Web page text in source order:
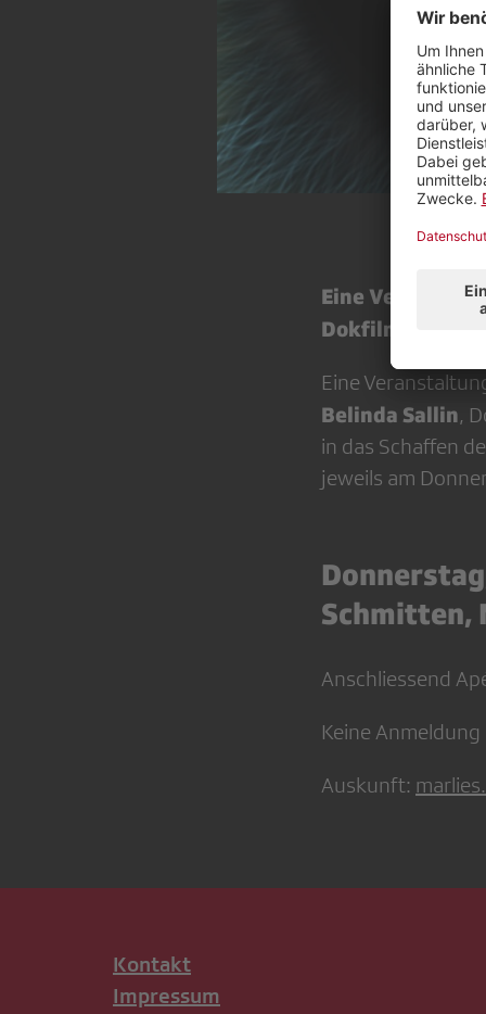
Eine
Eine
Belinda Sallin,
in das Schaffen
jeweils am
Schmitten,
Anschliessend
Keine
Auskunft:
Kontakt
Impressum